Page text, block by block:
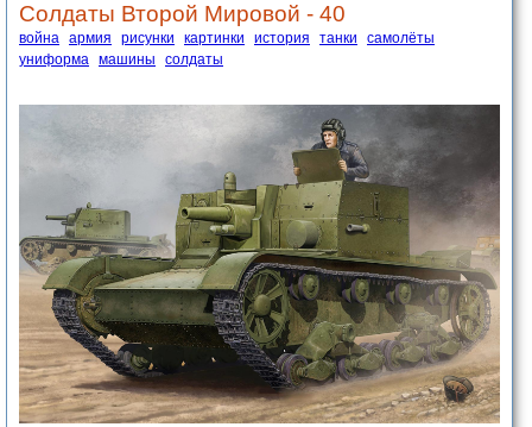
Солдаты Второй Мировой - 40
война армия рисунки картинки история танки
самолёты
униформа
машины солдаты